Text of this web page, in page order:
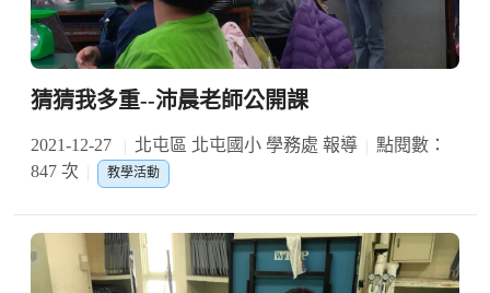
猜猜我多重--沛晨老師公開課
2021-12-27 北屯區 北屯國小 學務處 報導
點閱數：
847 次
教學活動